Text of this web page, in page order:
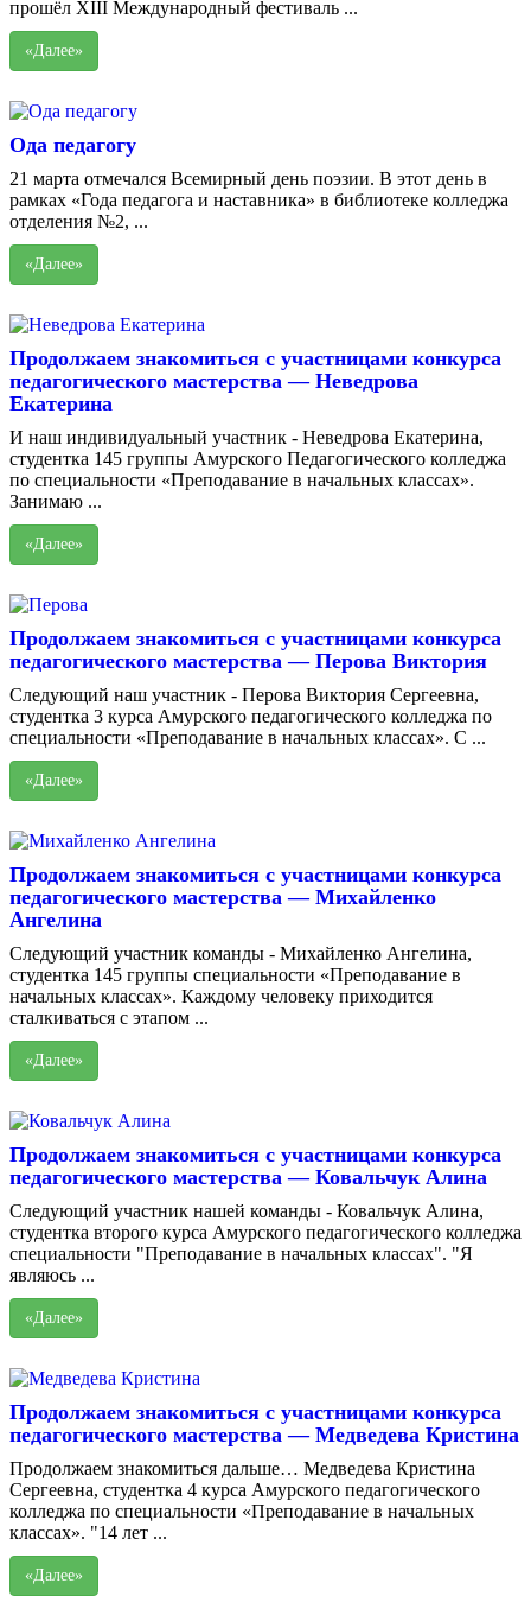
прошёл XIII Международный фестиваль ...
«Далее»
Ода педагогу
21 марта отмечался Всемирный день поэзии. В этот день в
рамках «Года педагога и наставника» в библиотеке колледжа
отделения №2, ...
«Далее»
Продолжаем знакомиться с участницами конкурса
педагогического мастерства — Неведрова
Екатерина
И наш индивидуальный участник - Неведрова Екатерина,
студентка 145 группы Амурского Педагогического колледжа
по специальности «Преподавание в начальных классах».
Занимаю ...
«Далее»
Продолжаем знакомиться с участницами конкурса
педагогического мастерства — Перова Виктория
Следующий наш участник - Перова Виктория Сергеевна,
студентка 3 курса Амурского педагогического колледжа по
специальности «Преподавание в начальных классах». С ...
«Далее»
Продолжаем знакомиться с участницами конкурса
педагогического мастерства — Михайленко
Ангелина
Следующий участник команды - Михайленко Ангелина,
студентка 145 группы специальности «Преподавание в
начальных классах». Каждому человеку приходится
сталкиваться с этапом ...
«Далее»
Продолжаем знакомиться с участницами конкурса
педагогического мастерства — Ковальчук Алина
Следующий участник нашей команды - Ковальчук Алина,
студентка второго курса Амурского педагогического колледжа
специальности "Преподавание в начальных классах". "Я
являюсь ...
«Далее»
Продолжаем знакомиться с участницами конкурса
педагогического мастерства — Медведева Кристина
Продолжаем знакомиться дальше… Медведева Кристина
Сергеевна, студентка 4 курса Амурского педагогического
колледжа по специальности «Преподавание в начальных
классах». "14 лет ...
«Далее»